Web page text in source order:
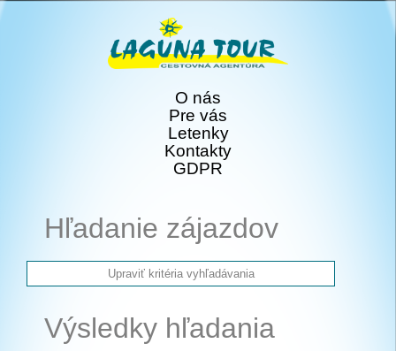
O nás
Pre vás
Letenky
Kontakty
GDPR
Hľadanie zájazdov
Výsledky hľadania